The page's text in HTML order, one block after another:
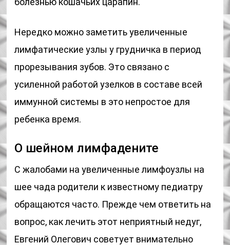
Нередко можно заметить увеличенные
лимфатические узлы у грудничка в период
прорезывания зубов. Это связано с
усиленной работой узелков в составе всей
иммунной системы в это непростое для
ребенка время.
О шейном лимфадените
С жалобами на увеличенные лимфоузлы на
шее чада родители к известному педиатру
обращаются часто. Прежде чем ответить на
вопрос, как лечить этот неприятный недуг,
Евгений Олегович советует внимательно